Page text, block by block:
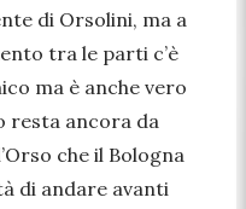
di Orsolini, ma a
tra le parti c’è
ma è anche vero
resta ancora da
che il Bologna
di andare avanti